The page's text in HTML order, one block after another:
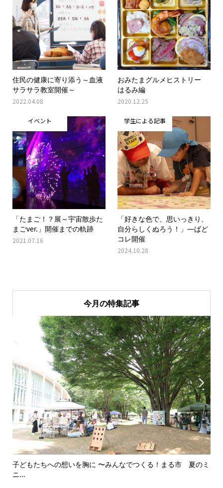
住民の健康に寄り添う～血液
サラサラ教室開催～
2022.04.08
おみたまグルメヒストリー
はるみ編
2020.12.25
イベント
「たまご！？展～宇宙散歩た
まごver.」開催までの軌跡
2021.07.16
学生による記事
「好きな色で、思いっきり、
自分らしくぬろう！」―ばど
コレ開催
2024.10.28
今月の特集記事

子どもたちへの想いを胸に 〜みんなでつくる！まる市 夏のミ
ニ...
